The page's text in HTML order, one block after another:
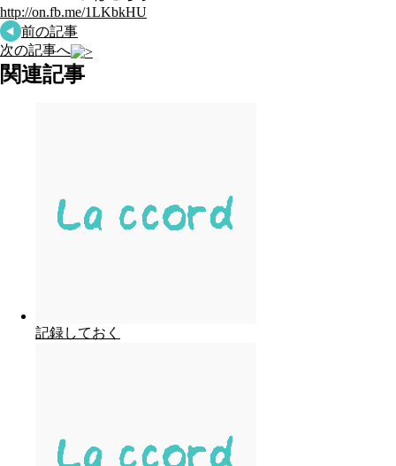
http://on.fb.me/1LKbkHU
前の記事
次の記事へ
関連記事
記録しておく